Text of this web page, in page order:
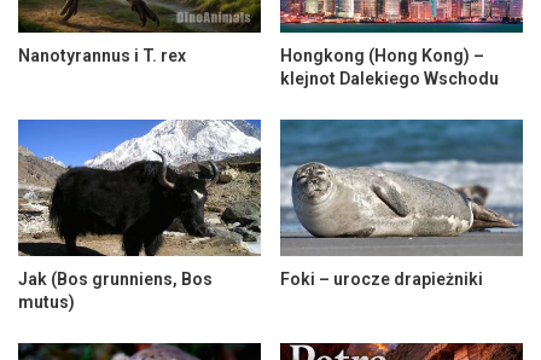
Nanotyrannus i T. rex
Hongkong (Hong Kong) –
klejnot Dalekiego Wschodu
Jak (Bos grunniens, Bos
mutus)
Foki – urocze drapieżniki